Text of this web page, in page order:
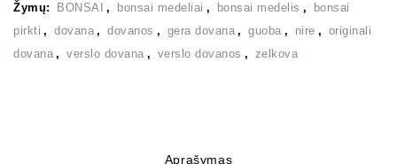
Žymų: BONSAI , bonsai medeliai , bonsai medelis ,
bonsai
pirkti , dovana , dovanos , gera dovana , guoba , nire , originali
dovana , verslo dovana , verslo dovanos , zelkova
Aprašymas